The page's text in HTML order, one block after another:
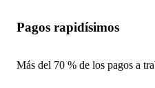
Pagos rapidísimos
Más del 70 % de los pagos a